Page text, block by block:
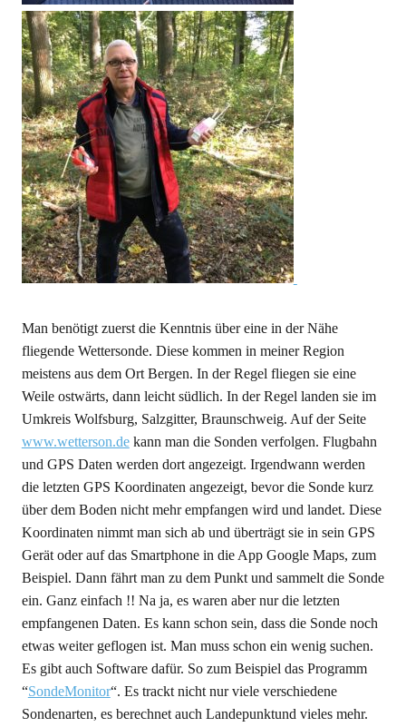
Man benötigt zuerst die Kenntnis über eine in der Nähe
fliegende Wettersonde. Diese kommen in meiner Region
meistens aus dem Ort Bergen. In der Regel fliegen sie eine
Weile ostwärts, dann leicht südlich. In der Regel landen sie im
Umkreis Wolfsburg, Salzgitter, Braunschweig. Auf der Seite
www.wetterson.dekann man die Sonden verfolgen. Flugbahn
und GPS Daten werden dort angezeigt. Irgendwann werden
die letzten GPS Koordinaten angezeigt, bevor die Sonde kurz
über dem Boden nicht mehr empfangen wird und landet. Diese
Koordinaten nimmt man sich ab und überträgt sie in sein GPS
Gerät oder auf das Smartphone in die App Google Maps, zum
Beispiel. Dann fährt man zu dem Punkt und sammelt die Sonde
ein. Ganz einfach !! Na ja, es waren aber nur die letzten
empfangenen Daten. Es kann schon sein, dass die Sonde noch
etwas weiter geflogen ist. Man muss schon ein wenig suchen.
Es gibt auch Software dafür. So zum Beispiel das Programm
“SondeMonitor“. Es trackt nicht nur viele verschiedene
Sondenarten, es berechnet auch Landepunktund vieles mehr.